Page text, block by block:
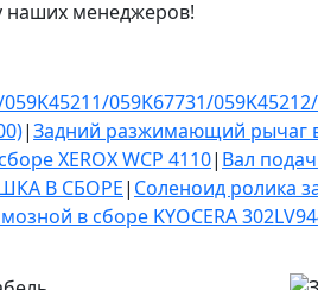
наших менеджеров!
059K67731/
|Задний разжимающий рычаг
XEROX WCP 4110| Вал
В СБОРЕ| Соленоид ролика
в сборе KYOCERA